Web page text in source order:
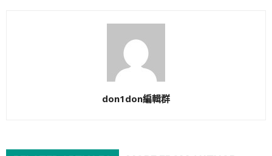
don1don編輯群